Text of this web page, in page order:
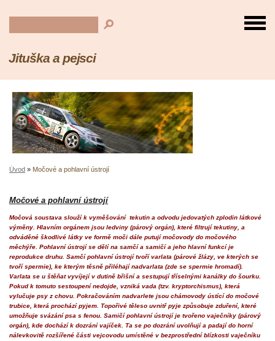
Jituška a pejsci
Úvod » Močové a pohlavní ústrojí
Močové a pohlavní ústrojí
Močová soustava slouží k vyměšování tekutin a odvodu jedovatých zplodin látkové
výměny. Hlavním orgánem jsou ledviny (párový orgán), které filtrují tekutiny, a
odváděné škodlivé látky ve formě moči dále putují močovody do močového
měchýře. Pohlavní ústrojí se dělí na samčí a samičí a jeho hlavní funkcí je
reprodukce druhu. Samčí pohlavní ústrojí tvoří varlata (párové žlázy, ve kterých se
tvoří spermie), ke kterým těsně přiléhají nadvarlata (zde se spermie hromadí).
Varlata se u štěňat vyvíjejí v dutině břišní a sestupují tříselnými kanálky do šourku.
Pokud k tomuto sestoupení nedojde, vzniká vada (tzv. kryptorchismus), která
vylučuje psy z chovu. Pokračováním nadvarlete jsou chámovody ústící do močové
trubice, která prochází pyjem. Topořivé těleso uvnitř pyje způsobuje zduření, které
umožňuje svázání psa s fenou. Samičí pohlavní ústrojí je tvořeno vaječníky (párový
orgán), kde dochází k dozrání vajíček. Ta se po dozrání uvolňují a padají do horní
nálevkovitě rozšířené části vejcovodu umístěné v bezprostřední blízkosti vaječníku